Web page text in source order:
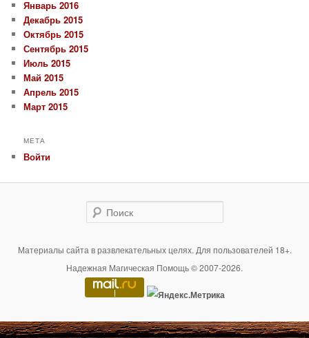
Январь 2016
Декабрь 2015
Октябрь 2015
Сентябрь 2015
Июль 2015
Май 2015
Апрель 2015
Март 2015
МЕТА
Войти
Поиск
Материалы сайта в развлекательных целях. Для пользователей 18+.
Надежная Магическая Помощь © 2007-2026.